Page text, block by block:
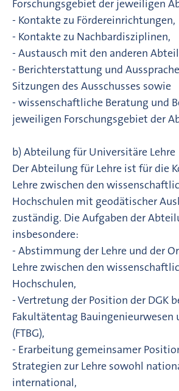
Forschungsgebiet der jeweiligen
- Kontakte zu Fördereinrichtungen,
- Kontakte zu Nachbardisziplinen,
- Austausch mit den anderen
- Berichterstattung und
Sitzungen des Ausschusses sowie
- wissenschaftliche Beratung und
jeweiligen Forschungsgebiet der
b) Abteilung für Universitäre Lehre
Der Abteilung für Lehre ist für die
Lehre zwischen den
Hochschulen mit geodätischer
zuständig. Die Aufgaben der
insbesondere:
- Abstimmung der Lehre und der
Lehre zwischen den
Hochschulen,
- Vertretung der Position der DGK
Fakultätentag Bauingenieurwesen
(FTBG),
- Erarbeitung gemeinsamer
Strategien zur Lehre sowohl
international,